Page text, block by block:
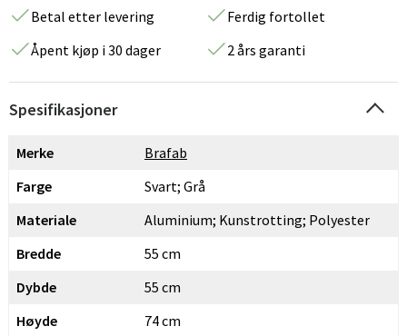
Betal etter levering
Ferdig fortollet
Åpent kjøp i 30 dager
2 års garanti
Spesifikasjoner
Merke
Brafab
Farge
Svart; Grå
Materiale
Aluminium; Kunstrotting; Polyester
Bredde
55 cm
Dybde
55 cm
Høyde
74 cm